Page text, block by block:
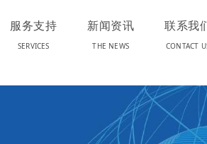
服务支持
SERVICES
新闻资讯
THE NEWS
联系我
CONTACT